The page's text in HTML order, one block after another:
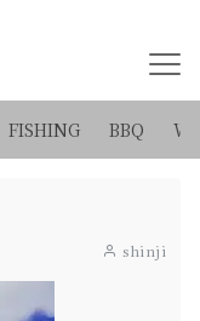
FISHING BBQ
shinji